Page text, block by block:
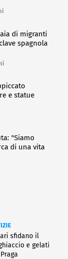
di migranti
spagnola
e statue
"Siamo
di una vita
sfidano il
e gelati